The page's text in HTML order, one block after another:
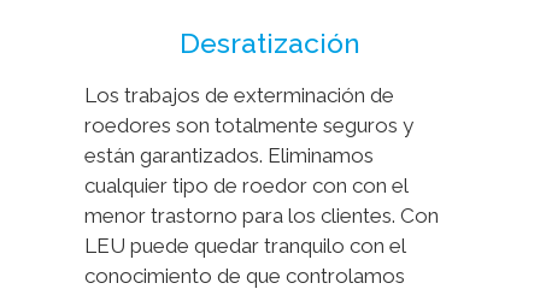
Desratización
Los trabajos de exterminación de
roedores son totalmente seguros y
están garantizados. Eliminamos
cualquier tipo de roedor con con el
menor trastorno para los clientes. Con
LEU puede quedar tranquilo con el
conocimiento de que controlamos